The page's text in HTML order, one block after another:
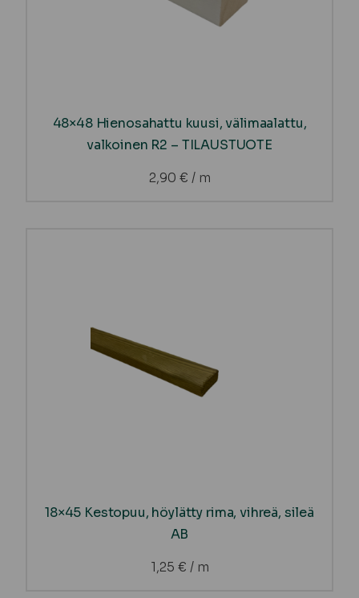
48×48 Hienosahattu kuusi, välimaalattu,
valkoinen R2 – TILAUSTUOTE
2,90 € / m
18×45 Kestopuu, höylätty rima, vihreä, sileä
AB
1,25 € / m